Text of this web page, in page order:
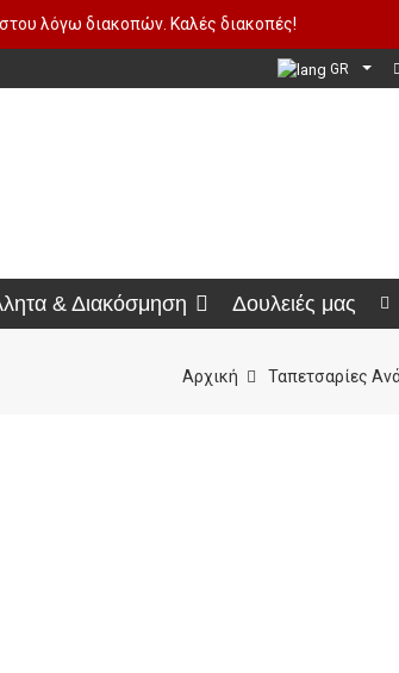
λόγω διακοπών. Καλές διακοπές!
GR
& Διακόσμηση Δουλειές μας
Αρχική Ταπετσαρίες